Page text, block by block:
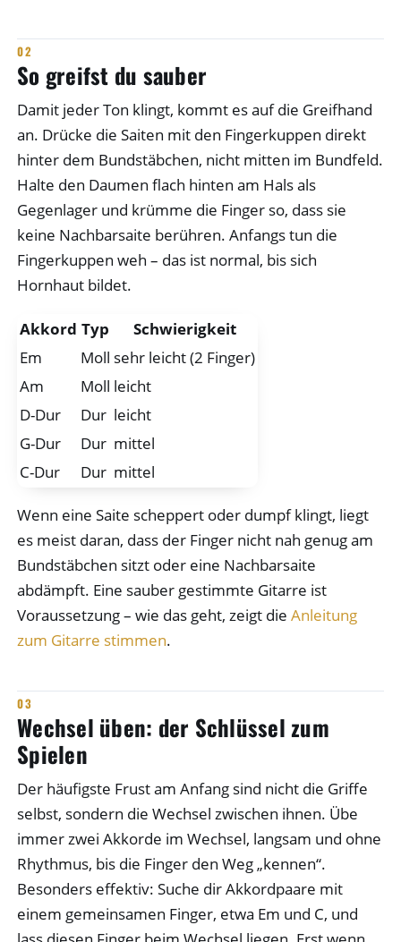
So greifst du sauber
Damit jeder Ton klingt, kommt es auf die Greifhand
an. Drücke die Saiten mit den Fingerkuppen direkt
hinter dem Bundstäbchen, nicht mitten im Bundfeld.
Halte den Daumen flach hinten am Hals als
Gegenlager und krümme die Finger so, dass sie
keine Nachbarsaite berühren. Anfangs tun die
Fingerkuppen weh – das ist normal, bis sich
Hornhaut bildet.
Akkord Typ
Schwierigkeit
Em
Moll sehr leicht (2 Finger)
Am
Moll leicht
D-Dur
Dur leicht
G-Dur
Dur mittel
C-Dur
Dur mittel
Wenn eine Saite scheppert oder dumpf klingt, liegt
es meist daran, dass der Finger nicht nah genug am
Bundstäbchen sitzt oder eine Nachbarsaite
abdämpft. Eine sauber gestimmte Gitarre ist
Voraussetzung – wie das geht, zeigt dieAnleitung
zum Gitarre stimmen.
Wechsel üben: der Schlüssel zum
Spielen
Der häufigste Frust am Anfang sind nicht die Griffe
selbst, sondern die Wechsel zwischen ihnen. Übe
immer zwei Akkorde im Wechsel, langsam und ohne
Rhythmus, bis die Finger den Weg „kennen“.
Besonders effektiv: Suche dir Akkordpaare mit
einem gemeinsamen Finger, etwa Em und C, und